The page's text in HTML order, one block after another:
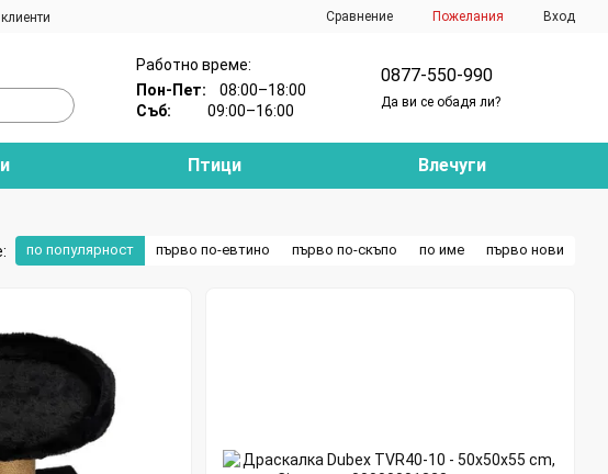
Сравнение Пожелания Вход
Работно време:
Пон-Пет:08:00–18:00
Съб:09:00–16:00
0877-550-990
Да ви се обадя ли?
Птици Влечуги
по популярност първо по-евтино първо по-скъпо по име първо нови